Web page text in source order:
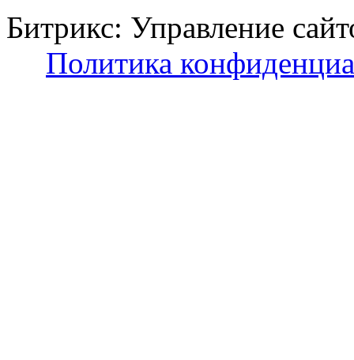
Битрикс: Управление
Политика